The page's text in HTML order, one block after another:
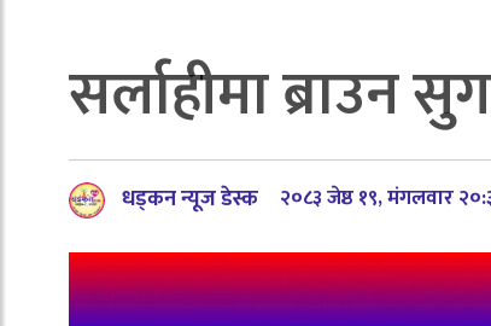
सर्लाहीमा ब्राउन
धड्कन न्यूज डेस्क २०८३ जेष्ठ १९, मंगलवार